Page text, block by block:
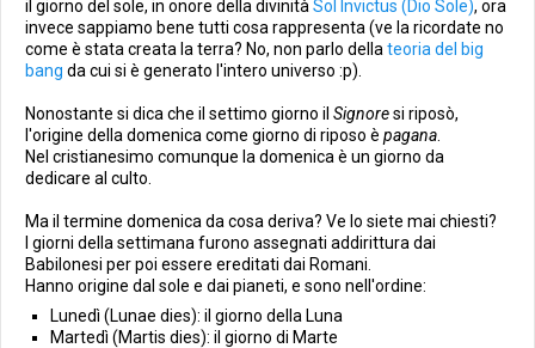
il giorno del sole, in onore della divinità Sol Invictus (Dio Sole), ora
invece sappiamo bene tutti cosa rappresenta (ve la ricordate no
come è stata creata la terra? No, non parlo della teoria del big
bang da cui si è generato l'intero universo :p).
Nonostante si dica che il settimo giorno il Signoresi riposò,
l'origine della domenica come giorno di riposo è pagana
Nel cristianesimo comunque la domenica è un giorno da
dedicare al culto.
Ma il termine domenica da cosa deriva? Ve lo siete mai chiesti?
I giorni della settimana furono assegnati addirittura dai
Babilonesi per poi essere ereditati dai Romani.
Hanno origine dal sole e dai pianeti, e sono nell'ordine:
Lunedì (Lunae dies): il giorno della Luna
Martedì (Martis dies): il giorno di Marte